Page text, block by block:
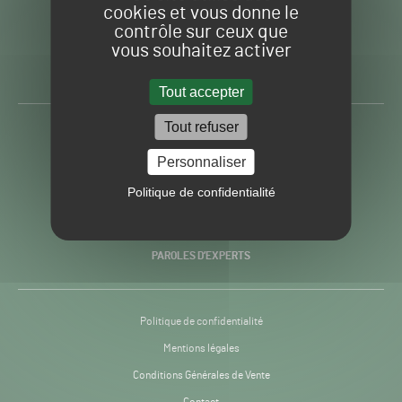
cookies et vous donne le
contrôle sur ceux que
vous souhaitez activer
Tout accepter
Tout refuser
Personnaliser
Politique de confidentialité
Gazon
Sport
H24
-
Toute l’info autour du
PRATIQUES
PAROLES D’EXPERTS
Politique de confidentialité
Mentions légales
Conditions Générales de Vente